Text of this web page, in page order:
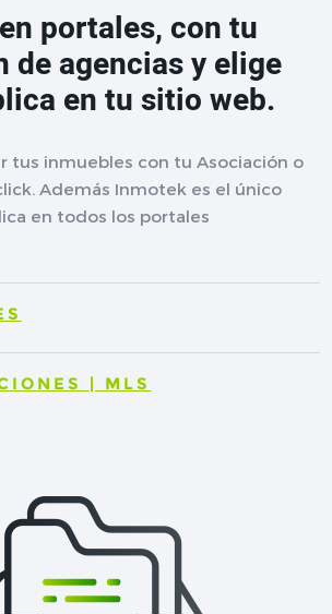
portales, con tu
de agencias y elige
en tu sitio web.
tus inmuebles con tu Asociación o
Además Inmotek es el único
en todos los portales
| MLS